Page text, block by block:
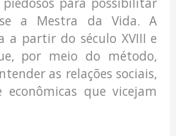
a Mestra da Vida. A
a partir do século XVIII e
por meio do método,
as relações sociais,
que vicejam